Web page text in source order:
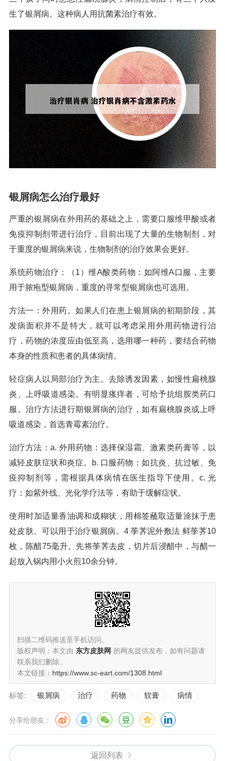
生了银屑病。这种病人用抗菌素治疗有效。
银屑病怎么治疗最好
严重的银屑病在外用药的基础之上，需要口服维甲酸或者
免疫抑制剂带进行治疗，目前出现了大量的生物制剂，对
于重度的银屑病来说，生物制剂的治疗效果会更好。
系统药物治疗：（1）维A酸类药物：如阿维A口服，主要
用于脓疱型银屑病，重度的寻常型银屑病也可选用。
方法一：外用药。如果人们在患上银屑病的初期阶段，其
发病面积并不是特大，就可以考虑采用外用药物进行治
疗，药物的浓度应由低至高，选用哪一种药，要结合药物
本身的性质和患者的具体病情。
轻症病人以局部治疗为主。去除诱发因素，如慢性扁桃腺
炎、上呼吸道感染。有明显瘙痒者，可给予抗组胺类药口
服。治疗方法进行期银屑病的治疗，如有扁桃腺炎或上呼
吸道感染，首选青霉素治疗。
治疗方法：a. 外用药物：选择保湿霜、激素类药膏等，以
减轻皮肤症状和炎症。b. 口服药物：如抗炎、抗过敏、免
疫抑制剂等，需根据具体病情在医生指导下使用。c. 光
疗：如紫外线、光化学疗法等，有助于缓解症状。
使用时加适量香油调和成糊状，用棉签蘸取适量涂抹于患
处皮肤。可以用于治疗银屑病。4 荸荠泥外敷法 鲜荸荠10
枚，陈醋75毫升。先将荸荠去皮，切片后浸醋中，与醋一
起放入锅内用小火煎10余分钟。
扫描二维码推送至手机访问。
版权声明：本文由 东方皮肤网 的网友提供发布，如有问题请
联系我们删除。
本文链接： https://www.sc-eart.com/1308.html
标签: 银屑病 治疗 药物 软膏 病情
分享给朋友：
返回列表